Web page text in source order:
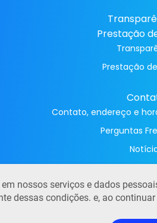
Prestação
Prestação
Contato, endereço e
Perguntas
Trabalhe
nossos serviços e dados
dessas condições. e, ao